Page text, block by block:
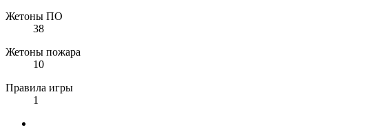
Жетоны ПО
38
Жетоны пожара
10
Правила игры
1